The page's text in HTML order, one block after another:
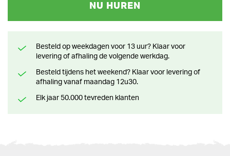
NU HUREN
Besteld op weekdagen voor 13 uur? Klaar voor
levering of afhaling de volgende werkdag.
Besteld tijdens het weekend? Klaar voor levering of
afhaling vanaf maandag 12u30.
Elk jaar 50.000 tevreden klanten